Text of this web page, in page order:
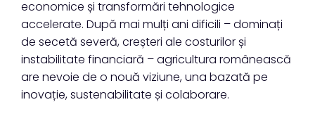
economice și transformări tehnologice
accelerate. După mai mulți ani dificili – dominați
de secetă severă, creșteri ale costurilor și
instabilitate financiară – agricultura românească
are nevoie de o nouă viziune, una bazată pe
inovație, sustenabilitate și colaborare.